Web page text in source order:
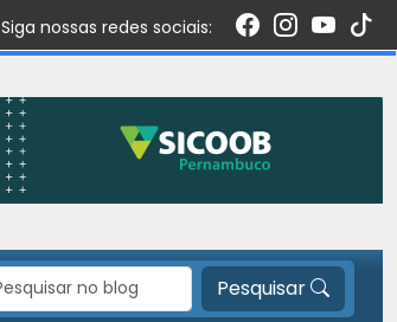
Siga nossas redes sociais:
Pesquisar